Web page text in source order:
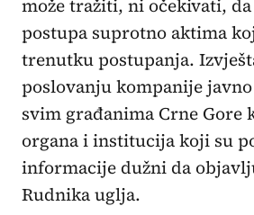
može tražiti, ni očekivati,
postupa suprotno aktima
trenutku postupanja.
poslovanju kompanije
svim građanima Crne Gore
organa i institucija koji su
informacije dužni da
Rudnika uglja.